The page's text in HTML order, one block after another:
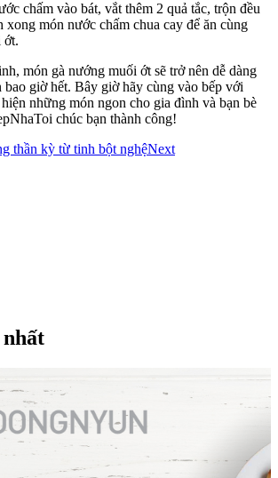
chấm vào bát, vắt thêm 2 quả tắc, trộn đều
xong món nước chấm chua cay để ăn cùng
ớt.
món gà nướng muối ớt sẽ trở nên dễ dàng
bao giờ hết. Bây giờ hãy cùng vào bếp với
những món ngon cho gia đình và bạn bè
chúc bạn thành công!
thần kỳ từ tinh bột nghệNext